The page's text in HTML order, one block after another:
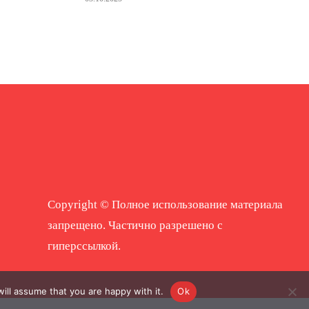
Copyright © Полное использование материала
запрещено. Частично разрешено с
гиперссылкой.
assume that you are happy with it. Ok